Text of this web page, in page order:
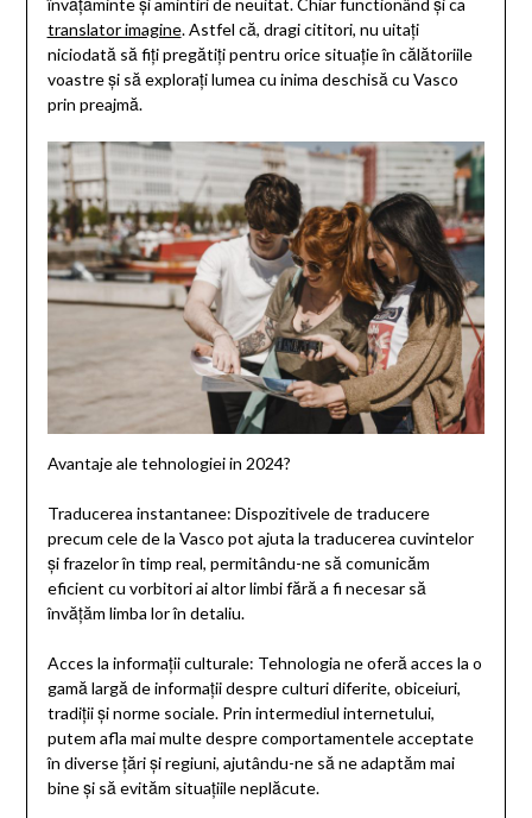
învățăminte și amintiri de neuitat. Chiar functionând și ca
translator imagine. Astfel că, dragi cititori, nu uitați
niciodată să fiți pregătiți pentru orice situație în călătoriile
voastre și să explorați lumea cu inima deschisă cu Vasco
prin preajmă.
Avantaje ale tehnologiei in 2024?
Traducerea instantanee: Dispozitivele de traducere
precum cele de la Vasco pot ajuta la traducerea cuvintelor
și frazelor în timp real, permitându-ne să comunicăm
eficient cu vorbitori ai altor limbi fără a fi necesar să
învățăm limba lor în detaliu.
Acces la informații culturale: Tehnologia ne oferă acces la o
gamă largă de informații despre culturi diferite, obiceiuri,
tradiții și norme sociale. Prin intermediul internetului,
putem afla mai multe despre comportamentele acceptate
în diverse țări și regiuni, ajutându-ne să ne adaptăm mai
bine și să evităm situațiile neplăcute.